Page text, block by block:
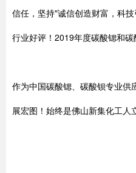
信任，坚持"诚信创造财富，科
行业好评！2019年度碳酸锶和碳
作为中国碳酸锶、碳酸钡专业供
展宏图！始终是佛山新集化工人